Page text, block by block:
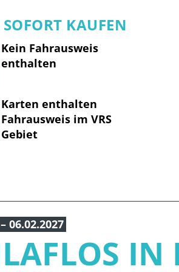
KAUFEN
Kein Fahrausweis
enthalten
Karten enthalten
Fahrausweis im VRS
Gebiet
06.02.2027